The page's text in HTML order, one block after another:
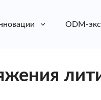
ODM-